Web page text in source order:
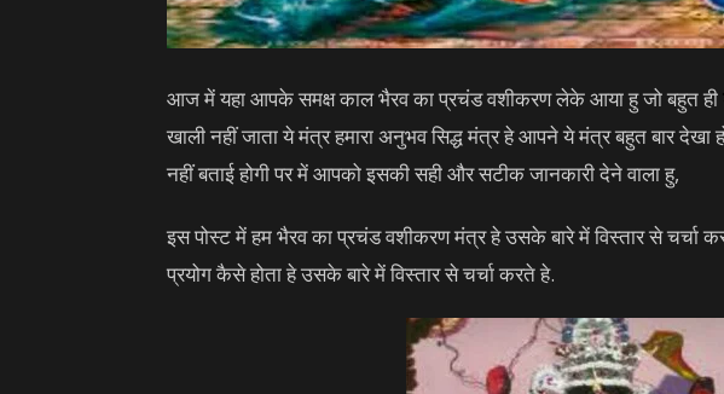
आज में यहा आपके समक्ष काल भैरव का प्रचंड वशीकरण लेके आया हु जो बहुत ही
खाली नहीं जाता ये मंत्र हमारा अनुभव सिद्ध मंत्र हे आपने ये मंत्र बहुत बार देखा
नहीं बताई होगी पर में आपको इसकी सही और सटीक जानकारी देने वाला हु,
इस पोस्ट में हम भैरव का प्रचंड वशीकरण मंत्र हे उसके बारे में विस्तार से चर्चा
प्रयोग कैसे होता हे उसके बारे में विस्तार से चर्चा करते हे.